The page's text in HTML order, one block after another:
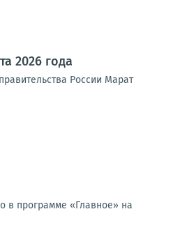
2026 года
России Марат
в программе «Главное» на